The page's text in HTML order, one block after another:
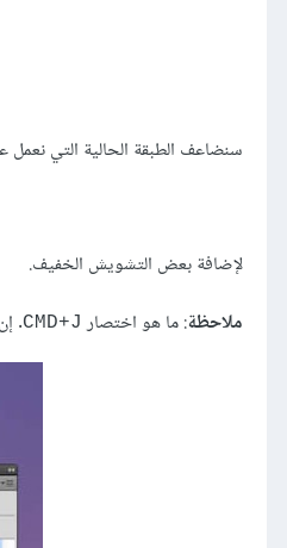
سنضاعف الطبقة الحالية التي نعمل
لإضافة بعض التشويش الخفيف.
ملاحظة: ما هو اختصار CMD+J
.